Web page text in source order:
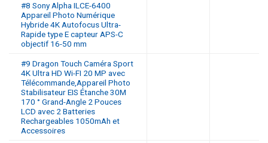
#8 Sony Alpha ILCE-6400
Appareil Photo Numérique
Hybride 4K Autofocus Ultra-
Rapide type E capteur APS-C
objectif 16-50 mm
#9 Dragon Touch Caméra Sport
4K Ultra HD Wi-FI 20 MP avec
Télécommande,Appareil Photo
Stabilisateur EIS Étanche 30M
170 ° Grand-Angle 2 Pouces
LCD avec 2 Batteries
Rechargeables 1050mAh et
Accessoires